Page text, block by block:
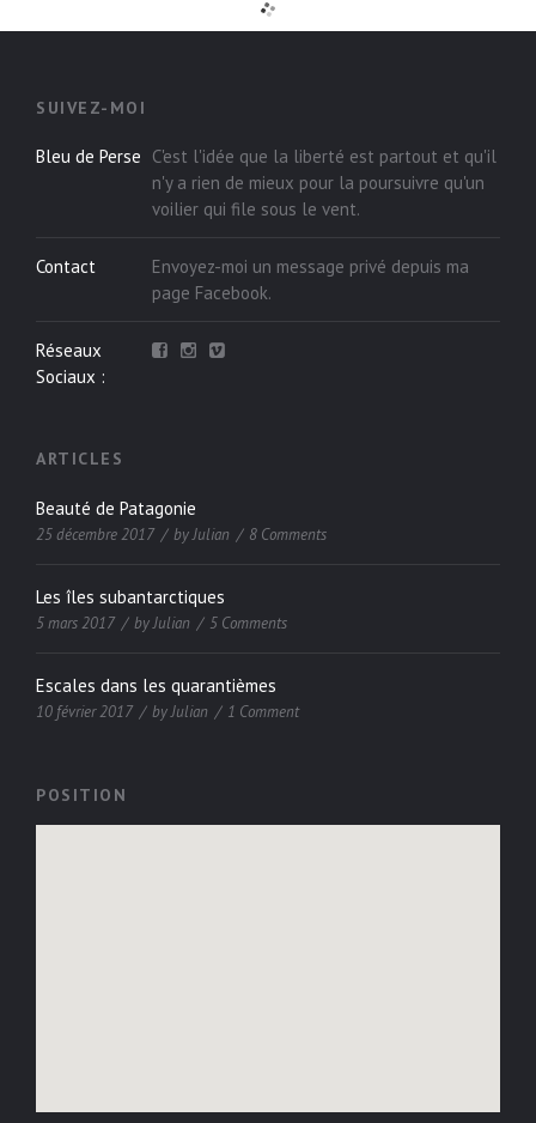
SUIVEZ-MOI
Bleu de Perse C'est l'idée que la liberté est partout et qu'il
n'y a rien de mieux pour la poursuivre qu'un
voilier qui file sous le vent.
Contact
Envoyez-moi un message privé depuis ma
page Facebook.
Réseaux
Sociaux :
ARTICLES
Beauté de Patagonie
25 décembre 2017 byJulian 8 Comments
Les îles subantarctiques
5 mars 2017 byJulian 5 Comments
Escales dans les quarantièmes
10 février 2017 byJulian 1 Comment
POSITION